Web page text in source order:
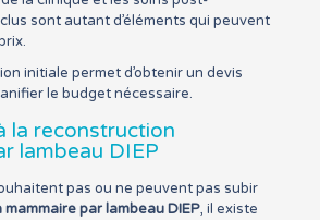
sont autant d’éléments qui peuvent
initiale permet d’obtenir un devis
le budget nécessaire.
la reconstruction
lambeau DIEP
pas ou ne peuvent pas subir
par lambeau DIEP, il existe